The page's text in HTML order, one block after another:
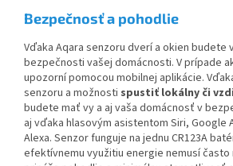
Bezpečnosť a pohodlie
Vďaka Aqara senzoru dverí a okien budete
bezpečnosti vašej domácnosti. V prípade
upozorní pomocou mobilnej aplikácie.
senzoru a možnosti spustiť lokálny či
budete mať vy a aj vaša domácnosť v
aj vďaka hlasovým asistentom Siri, Google
Alexa. Senzor funguje na jednu CR123A
efektívnemu využitiu energie nemusí často